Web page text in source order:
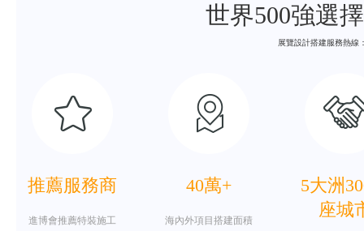
世界500強選
展覽設計搭建服務熱線
推薦服務商
進博會推薦特裝施工
40萬+
海內外項目搭建面積
5大洲
座城